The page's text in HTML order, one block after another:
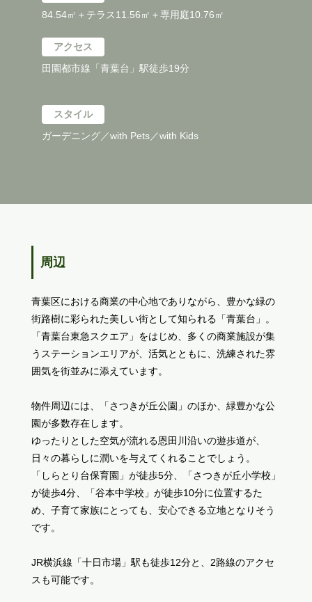
84.54㎡＋テラス11.56㎡＋専用庭10.76㎡
アクセス
田園都市線「青葉台」駅徒歩19分
スタイル
ガーデニング／with Pets／with Kids
周辺
青葉区における商業の中心地でありながら、豊かな緑の
街路樹に彩られた美しい街として知られる「青葉台」。
「青葉台東急スクエア」をはじめ、多くの商業施設が集
うステーションエリアが、活気とともに、洗練された雰
囲気を街並みに添えています。
物件周辺には、「さつきが丘公園」のほか、緑豊かな公
園が多数存在します。
ゆったりとした空気が流れる恩田川沿いの遊歩道が、
日々の暮らしに潤いを与えてくれることでしょう。
「しらとり台保育園」が徒歩5分、「さつきが丘小学校」
が徒歩4分、「谷本中学校」が徒歩10分に位置するた
め、子育て家族にとっても、安心できる立地となりそう
です。
JR横浜線「十日市場」駅も徒歩12分と、2路線のアクセ
スも可能です。